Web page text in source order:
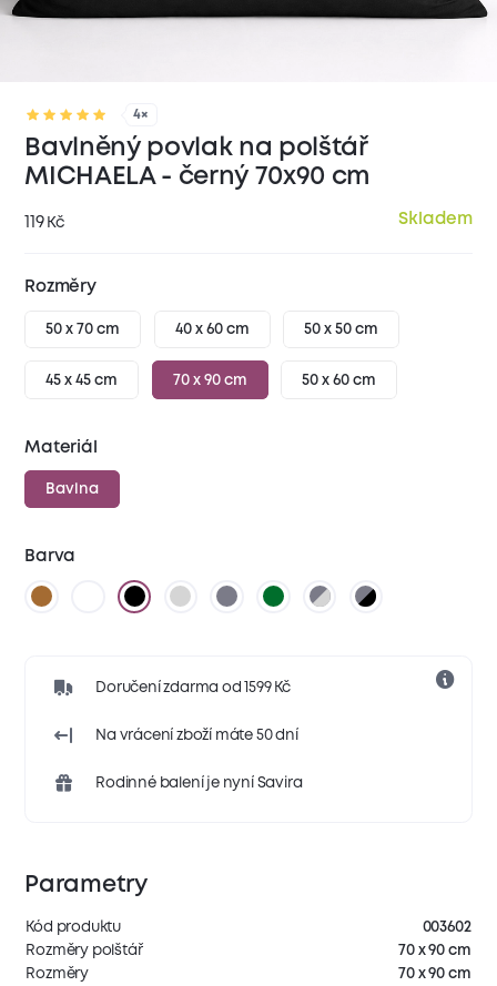
4×
Bavlněný povlak na polštář
MICHAELA - černý 70x90 cm
119 Kč Skladem
Rozměry
50 x 70 cm 40 x 60 cm 50 x 50 cm
45 x 45 cm 70 x 90 cm 50 x 60 cm
Materiál
Bavlna
Barva
Doručení zdarma od 1599 Kč
Na vrácení zboží máte 50 dní
Rodinné balení je nyní Savira
Parametry
Kód produktu
003602
Rozměry polštář
70 x 90 cm
Rozměry
70 x 90 cm